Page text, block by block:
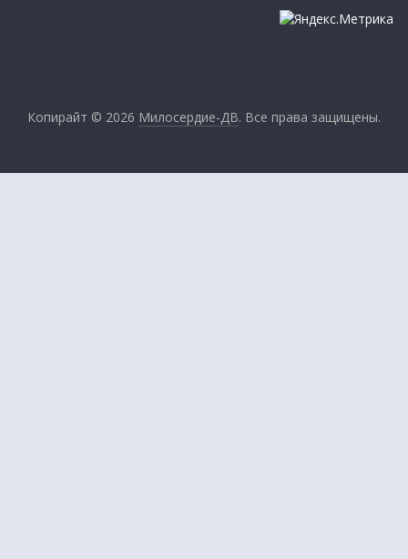
Копирайт © 2026 Милосердие-ДВ. Все права защищены.